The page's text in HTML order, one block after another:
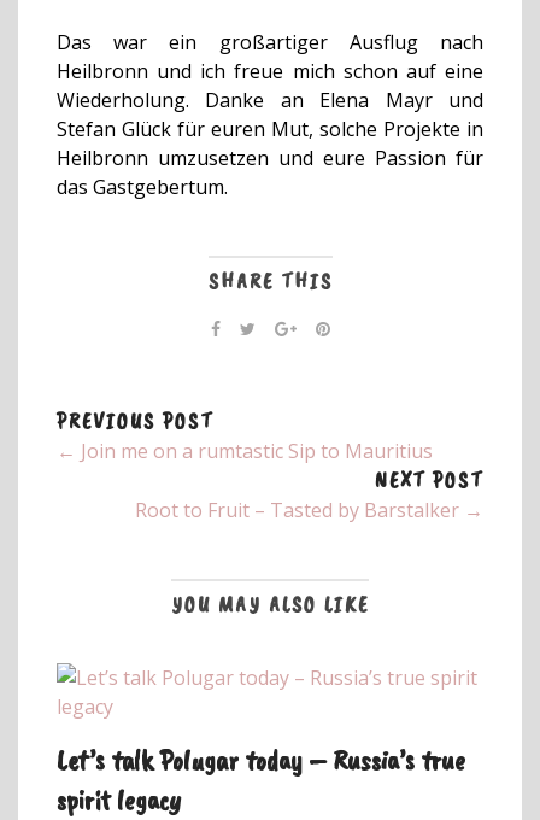
Das war ein großartiger Ausflug nach
Heilbronn und ich freue mich schon auf eine
Wiederholung. Danke an Elena Mayr und
Stefan Glück für euren Mut, solche Projekte in
Heilbronn umzusetzen und eure Passion für
das Gastgebertum.
SHARE THIS
PREVIOUS POST
← Join me on a rumtastic Sip to Mauritius
NEXT POST
Root to Fruit – Tasted by Barstalker →
YOU MAY ALSO LIKE
Let’s talk Polugar today – Russia’s true
spirit legacy